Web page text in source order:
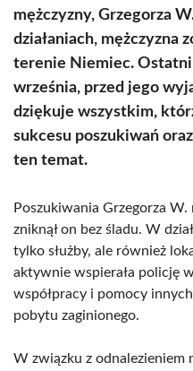
mężczyzny, Grzegorza
działaniach, mężczyzna
terenie Niemiec. Ostatni
września, przed jego
dziękuje wszystkim,
sukcesu poszukiwań
ten temat.
Poszukiwania Grzegorza
zniknął on bez śladu. W
tylko służby, ale również
aktywnie wspierała policję
współpracy i pomocy
pobytu zaginionego.
W związku z odnalezieniem